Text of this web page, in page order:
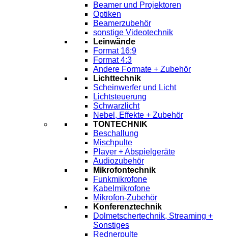
Beamer und Projektoren
Optiken
Beamerzubehör
sonstige Videotechnik
Leinwände
Format 16:9
Format 4:3
Andere Formate + Zubehör
Lichttechnik
Scheinwerfer und Licht
Lichtsteuerung
Schwarzlicht
Nebel, Effekte + Zubehör
TONTECHNIK
Beschallung
Mischpulte
Player + Abspielgeräte
Audiozubehör
Mikrofontechnik
Funkmikrofone
Kabelmikrofone
Mikrofon-Zubehör
Konferenztechnik
Dolmetschertechnik, Streaming +
Sonstiges
Rednerpulte